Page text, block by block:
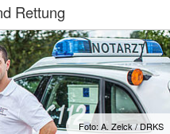
Rettung
Foto: A. Zelck / DRKS